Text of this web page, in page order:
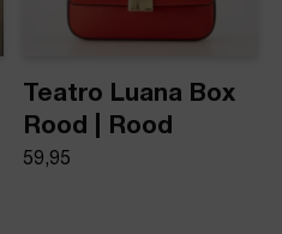
Teatro Luana Box
Rood | Rood
59,95